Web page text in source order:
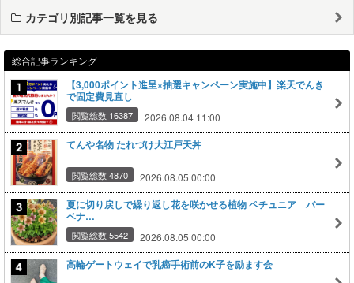
カテゴリ別記事一覧を見る
総合記事ランキング
【3,000ポイント進呈×抽選キャンペーン実施中】楽天でんき
で固定費見直し
閲覧総数 16387 2026.08.04 11:00
てんや名物 たれづけ大江戸天丼
閲覧総数 4870 2026.08.05 00:00
夏に切り戻しで繰り返し花を咲かせる植物 ペチュニア バー
ベナ…
閲覧総数 5542 2026.08.05 00:00
高輪ゲートウェイで乳癌手術前のK子を励ます会